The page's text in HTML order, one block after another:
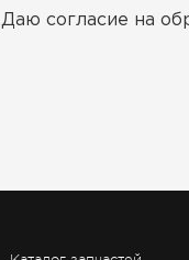
Даю согласие на